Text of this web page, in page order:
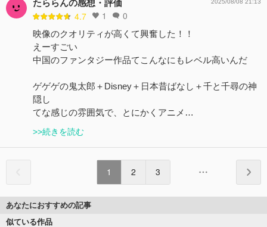
たららんの感想・評価
4.7 1 0
映像のクオリティが高くて興奮した！！
えーすごい
中国のファンタジー作品てこんなにもレベル高いんだ
ゲゲゲの鬼太郎＋Disney＋日本昔ばなし＋千と千尋の神
隠し
てな感じの雰囲気で、とにかくアニメ…
>>続きを読む
1 2 3
あなたにおすすめの記事
似ている作品